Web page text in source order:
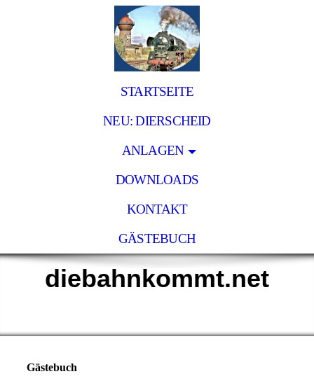
STARTSEITE
NEU: DIERSCHEID
ANLAGEN
DOWNLOADS
KONTAKT
GÄSTEBUCH
diebahnkommt.net
Gästebuch